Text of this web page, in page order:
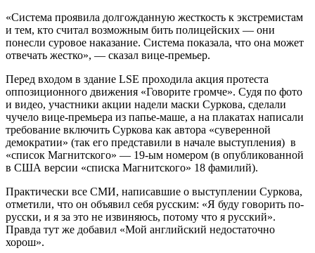
«Система проявила долгожданную жесткость к экстремистам
и тем, кто считал возможным бить полицейских — они
понесли суровое наказание. Система показала, что она может
отвечать жестко», — сказал вице-премьер.
Перед входом в здание LSE проходила акция протеста
оппозиционного движения «Говорите громче». Судя по фото
и видео, участники акции надели маски Суркова, сделали
чучело вице-премьера из папье-маше, а на плакатах написали
требование включить Суркова как автора «суверенной
демократии» (так его представили в начале выступления) в
«список Магнитского» — 19-ым номером (в опубликованной
в США версии «спиcка Магнитского» 18 фамилий).
Практически все СМИ, написавшие о выступлении Суркова,
отметили, что он объявил себя русским: «Я буду говорить по-
русски, и я за это не извиняюсь, потому что я русский».
Правда тут же добавил «Мой английский недостаточно
хорош».